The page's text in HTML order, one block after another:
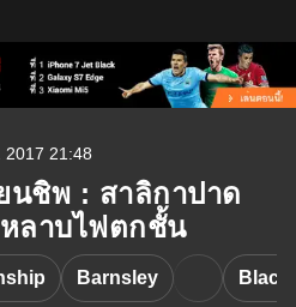
21:48
นชิพ : สาลิกาปาด
ลาบไฟตกชั้น
Barnsley